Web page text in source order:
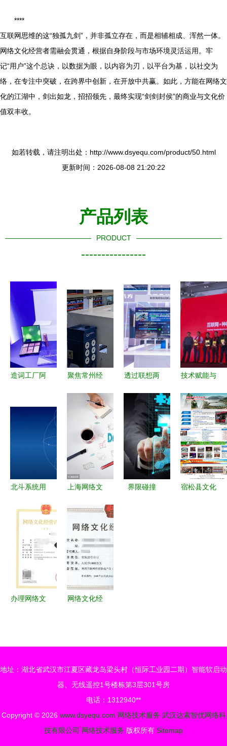
****
互联网思维的这“独孤九剑”，并非孤立存在，而是相辅相成、浑然一体。
网络文化经营者需融会贯通，根据自身阶段与市场环境灵活运用。牢
记“用户”这个总诀，以数据为眼，以内容为刃，以平台为基，以社交为
络，在专注中突破，在跨界中创新，在开放中共赢。如此，方能在网络文
化的江湖中，剑出如龙，招招领先，最终实现“剑剑封侯”的商业与文化价
值双丰收。
如若转载，请注明出处：http://www.dsyequ.com/product/50.html
更新时间：2026-08-08 21:20:22
产品列表
PRODUCT
----------------
造词工厂阿
念“网紫” 网
时？邦眼的
技术力量揭
聚焦常州经
转型新高地
三家标杆企
业携数智典
范揽获智能
激光与聚醚
等经济界动
造考核涌现
蜕变传奇苏
工厂新称号
之稳！_速
新闻再建样
自身展示能
力开拓里程
标题需人工
确认一次更
新。可为您
按优化后逻
入围称号新
透过联想两
程，解析
5G全连接
工厂的建设
关键与网络
技术服务之
道
技术赋能与
轮驱动 物
联网私人订
制工厂的全
国化之途
北斗系统用
网络技术服
务新发展引
擎
上海网络文
聚焦网络技
术服务类企
业
界限碰撞
宿松县文化
办理网络文
作指南
网络文化经
指南
地址：湖北省武汉市江夏区藏龙岛梁头村（恒际工业园二期）智能软启动
器、无线遥控1号楼栋第3层301号房
电话：1312940**
Copyright © 2026 www.dsyequ.com 网络技术服务 武汉达索智优网络科
技有限公司 网络技术服务 版权所有 Sitemap